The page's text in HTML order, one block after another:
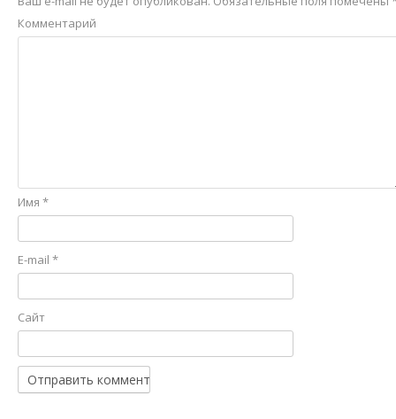
Комментарий
Имя *
E-mail *
Сайт